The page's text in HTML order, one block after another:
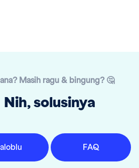
Masih ragu & bingung? 🤔
Nih, solusinya
FAQ